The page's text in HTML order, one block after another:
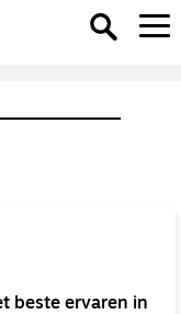
beste ervaren in